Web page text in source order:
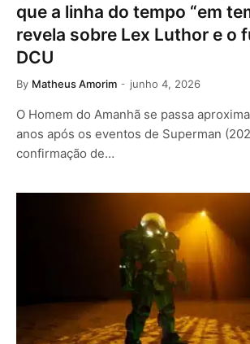
que a linha do tempo “em
revela sobre Lex Luthor e o
DCU
By Matheus Amorim junho 4, 2026
O Homem do Amanhã se passa
anos após os eventos de Superman
confirmação de…